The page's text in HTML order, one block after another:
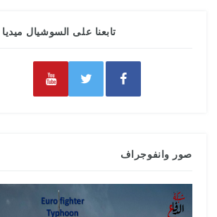
تابعنا على السوشيال ميديا
صور وانفوجراف